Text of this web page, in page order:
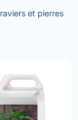
et pierres